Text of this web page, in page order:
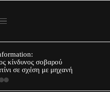
κίνδυνος σοβαρού
σε σχέση με μηχανή